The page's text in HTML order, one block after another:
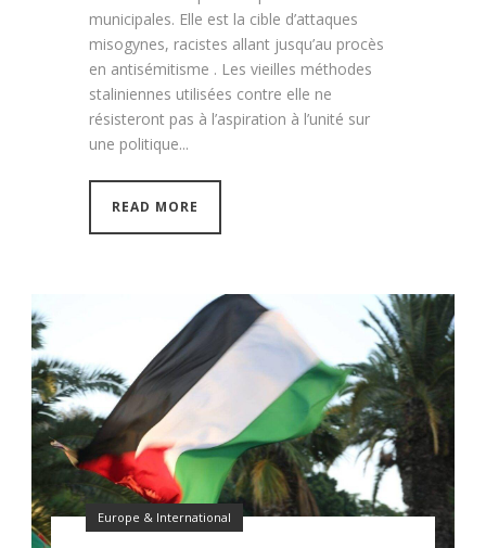
municipales. Elle est la cible d’attaques
misogynes, racistes allant jusqu’au procès
en antisémitisme . Les vieilles méthodes
staliniennes utilisées contre elle ne
résisteront pas à l’aspiration à l’unité sur
une politique...
READ MORE
Europe & International